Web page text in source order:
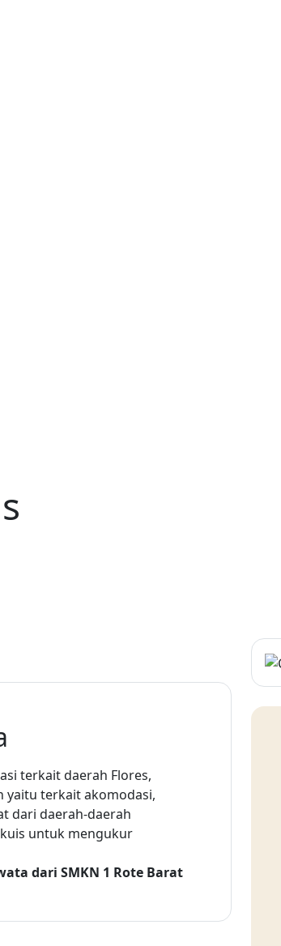
terkait daerah Flores,
yaitu terkait akomodasi,
dari daerah-daerah
untuk mengukur
dari SMKN 1 Rote Barat